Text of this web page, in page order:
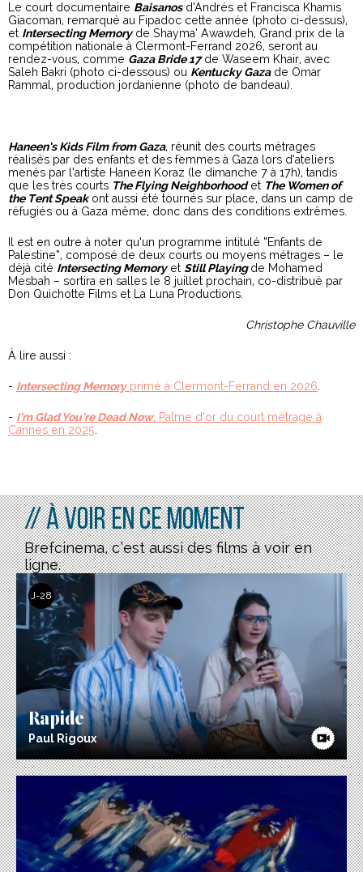
Le court documentaire Baisanosd’Andrés et Francisca Khamis
Giacoman, remarqué au Fipadoc cette année (photo ci-dessus),
et Intersecting Memoryde Shayma’ Awawdeh, Grand prix de la
compétition nationale à Clermont-Ferrand 2026, seront au
rendez-vous, comme Gaza Bride 17de Waseem Khair, avec
Saleh Bakri (photo ci-dessous) ou Kentucky Gazade Omar
Rammal, production jordanienne (photo de bandeau).
Haneen’s Kids Film from Gaza, réunit des courts métrages
réalisés par des enfants et des femmes à Gaza lors d’ateliers
menés par l’artiste Haneen Koraz (le dimanche 7 à 17h), tandis
que les très courts The Flying Neighborhoodet The Women of
the Tent Speakont aussi été tournés sur place, dans un camp de
réfugiés ou à Gaza même, donc dans des conditions extrêmes.
Il est en outre à noter qu’un programme intitulé “Enfants de
Palestine”, composé de deux courts ou moyens métrages – le
déjà cité Intersecting MemoryetStill Playing de Mohamed
Mesbah – sortira en salles le 8 juillet prochain, co-distribué par
Don Quichotte Films et La Luna Productions.
Christophe Chauville
À lire aussi :
- Intersecting Memoryprimé à Clermont-Ferrand en 2026.
- I’m Glad You’re Dead Now, Palme d’or du court métrage à
Cannes en 2025.
// À voir en ce moment
Brefcinema, c’est aussi des films à voir en
ligne.
J-28
Rapide
Paul Rigoux